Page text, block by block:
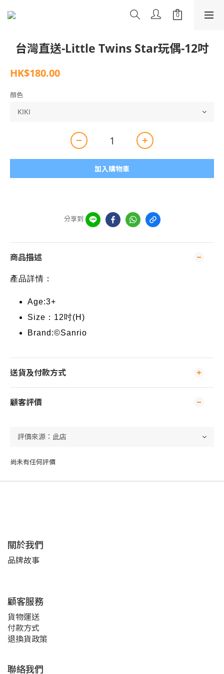
台灣直送-Little Twins Star玩偶-12吋
HK$180.00
顏色
加入購物車
分享到
商品描述
產品詳情：
Age:3+
Size：12吋(H)
Brand:©Sanrio
送貨及付款方式
顧客評價
尚未有任何評價
關於我們
品牌故事
顧客服務
貨物運送
付款方式
退換貨政策
聯絡我們